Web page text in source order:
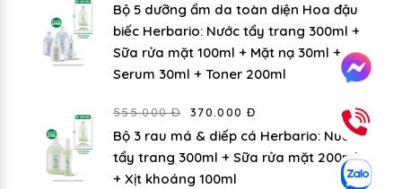
Bộ 5 dưỡng ẩm da toàn diện Hoa đậu
biếc Herbario: Nước tẩy trang 300ml +
Sữa rửa mặt 100ml + Mặt nạ 30ml +
Serum 30ml + Toner 200ml
555.000 Đ 370.000 Đ
Bộ 3 rau má & diếp cá Herbario: Nước
tẩy trang 300ml + Sữa rửa mặt 200ml
+ Xịt khoáng 100ml